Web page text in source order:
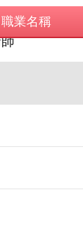
職業名稱